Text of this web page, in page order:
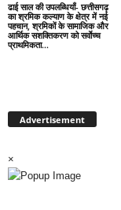
ढाई साल की उपलब्धियाँ- छत्तीसगढ़
का श्रमिक कल्याण के क्षेत्र में नई
पहचान, श्रमिकों के सामाजिक और
आर्थिक सशक्तिकरण को सर्वाेच्च
प्राथमिकता…
Advertisement
×